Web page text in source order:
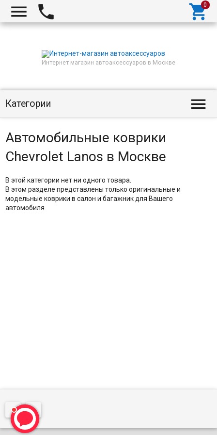
  
Интернет магазин автоаксессуаров в Москве
Категории 
Автомобильные коврики
Chevrolet Lanos в Москве
В этой категории нет ни одного товара.
В этом разделе представлены только оригинальные и
модельные коврики в салон и багажник для Вашего
автомобиля.